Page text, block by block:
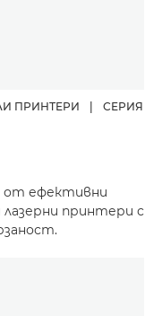
ПРИНТЕРИ
СЕРИЯ
от ефективни
лазерни принтери с